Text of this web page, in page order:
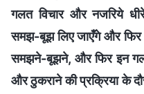
गलत विचार और नजरिये
समझ-बूझ लिए जाएँगे और फिर
समझने-बूझने, और फिर इन
और ठुकराने की प्रक्रिया के